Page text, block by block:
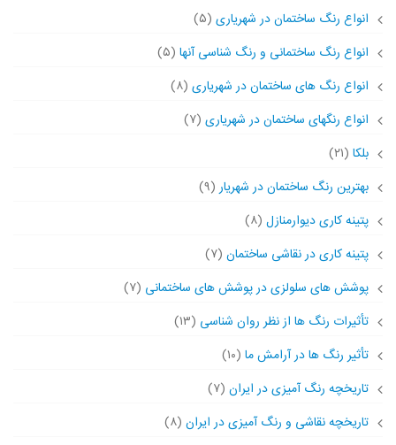
انواع رنگ ساختمان در شهریاری (۵)
انواع رنگ ساختمانی و رنگ شناسی آنها (۵)
انواع رنگ های ساختمان در شهریاری (۸)
انواع رنگهای ساختمان در شهریاری (۷)
بلکا (۲۱)
بهترین رنگ ساختمان در شهریار(۹)
پتینه کاری دیوارمنازل (۸)
پتینه کاری در نقاشی ساختمان (۷)
پوشش های سلولزی در پوشش های ساختمانی (۷)
تأثیرات رنگ ها از نظر روان شناسی (۱۳)
تأثیر رنگ ها در آرامش ما (۱۰)
تاریخچه رنگ آمیزی در ایران (۷)
تاریخچه نقاشی و رنگ آمیزی در ایران (۸)